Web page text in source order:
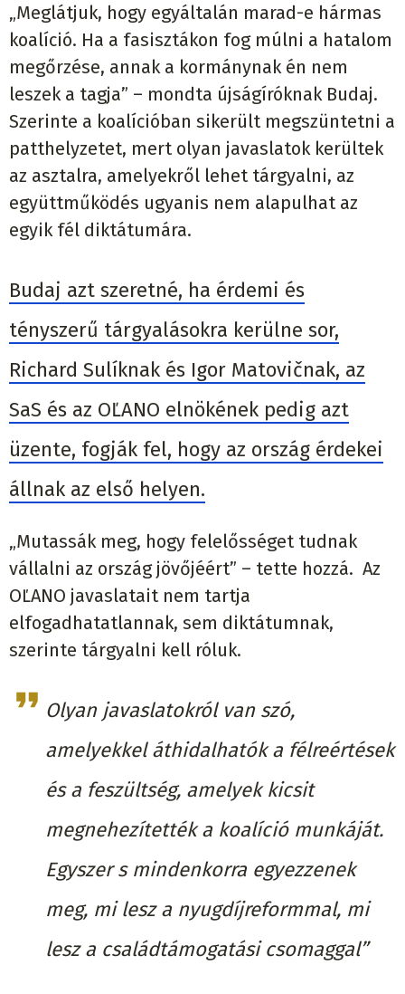
„Meglátjuk, hogy egyáltalán marad-e hármas
koalíció. Ha a fasisztákon fog múlni a hatalom
megőrzése, annak a kormánynak én nem
leszek a tagja” – mondta újságíróknak Budaj.
Szerinte a koalícióban sikerült megszüntetni a
patthelyzetet, mert olyan javaslatok kerültek
az asztalra, amelyekről lehet tárgyalni, az
együttműködés ugyanis nem alapulhat az
egyik fél diktátumára.
Budaj azt szeretné, ha érdemi és
tényszerű tárgyalásokra kerülne sor,
Richard Sulíknak és Igor Matovičnak, az
SaS és az OĽANO elnökének pedig azt
üzente, fogják fel, hogy az ország érdekei
állnak az első helyen.
„Mutassák meg, hogy felelősséget tudnak
vállalni az ország jövőjéért” – tette hozzá. Az
OĽANO javaslatait nem tartja
elfogadhatatlannak, sem diktátumnak,
szerinte tárgyalni kell róluk.
Olyan javaslatokról van szó,
amelyekkel áthidalhatók a félreértések
és a feszültség, amelyek kicsit
megnehezítették a koalíció munkáját.
Egyszer s mindenkorra egyezzenek
meg, mi lesz a nyugdíjreformmal, mi
lesz a családtámogatási csomaggal”